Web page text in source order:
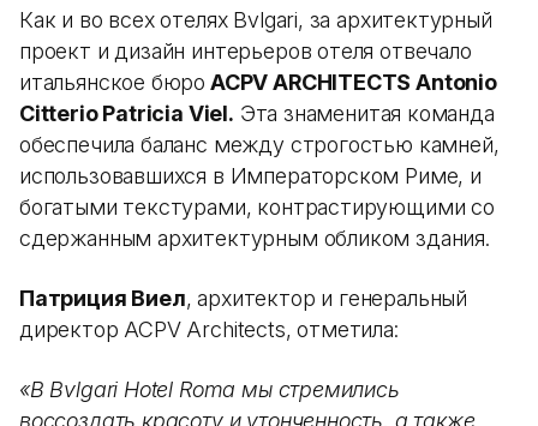
Как и во всех отелях Bvlgari, за архитектурный
проект и дизайн интерьеров отеля отвечало
итальянское бюро ACPV ARCHITECTS Antonio
Citterio Patricia Viel. Эта знаменитая команда
обеспечила баланс между строгостью камней,
использовавшихся в Императорском Риме, и
богатыми текстурами, контрастирующими со
сдержанным архитектурным обликом здания.
Патриция Виел, архитектор и генеральный
директор ACPV Architects, отметила:
«В Bvlgari Hotel Roma мы стремились